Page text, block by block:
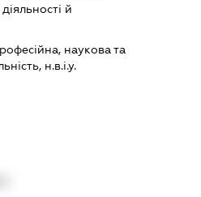
й
наукова та
н.в.і.у.